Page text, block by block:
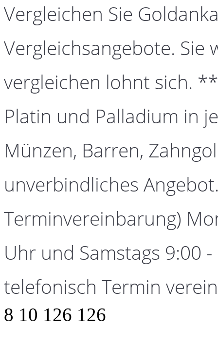
Vergleichen Sie
Vergleichsangebote. Sie
vergleichen lohnt sich.
Platin und Palladium in
Münzen, Barren,
unverbindliches
Terminvereinbarung)
Uhr und Samstags 9:00
telefonisch Termin
8 10 126 126